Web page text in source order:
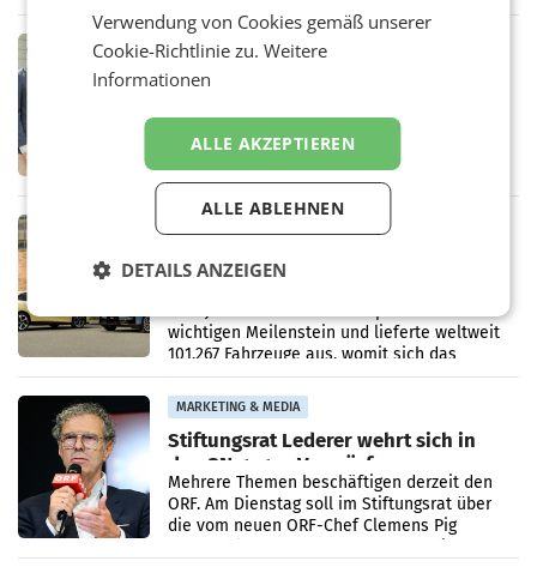
in Haag sowie im rund
RETAIL
Alles bereit für den Wechsel: Jürgen
WIENER NEUDORF. – Die geplante
Zusammenarbeit zwischen Adeg und dem
Vorarlberger Kaufmann Jürgen Albrecht ist
kartellrechtlich freigegeben: Die
Bundeswettbewerbsbehörde und der
Rekordergebnis im Juli: Leapmotor
verdoppelt Auslieferungen und
wichtigen Meilenstein und lieferte weltweit
101.267 Fahrzeuge aus, womit sich das
Ergebnis gegenüber Juli 2025 mehr als
verdoppelte (+102
MARKETING & MEDIA
Stiftungsrat Lederer wehrt sich in
den SN gegen Vorwürfe
Mehrere Themen beschäftigen derzeit den
ORF. Am Dienstag soll im Stiftungsrat über
die vom neuen ORF-Chef Clemens Pig
Verwendung von Cookies gemäß unserer
Cookie-Richtlinie zu.Weitere
Informationen
ALLE AKZEPTIEREN
ALLE ABLEHNEN
DETAILS ANZEIGEN